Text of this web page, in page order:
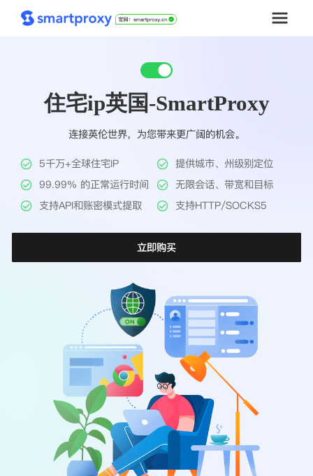
套餐购买
工具
帮助中心
住宅ip英国-SmartProxy
连接英伦世界，为您带来更广阔的机会。
5千万+全球住宅IP
提供城市、州级别定位
99.99% 的正常运行时间
无限会话、带宽和目标
支持API和账密模式提取
支持HTTP/SOCKS5
立即购买